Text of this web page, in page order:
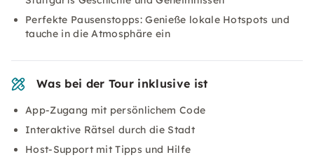
Perfekte Pausenstopps: Genieße lokale Hotspots und
tauche in die Atmosphäre ein
Was bei der Tour inklusive ist
App-Zugang mit persönlichem Code
Interaktive Rätsel durch die Stadt
Host-Support mit Tipps und Hilfe